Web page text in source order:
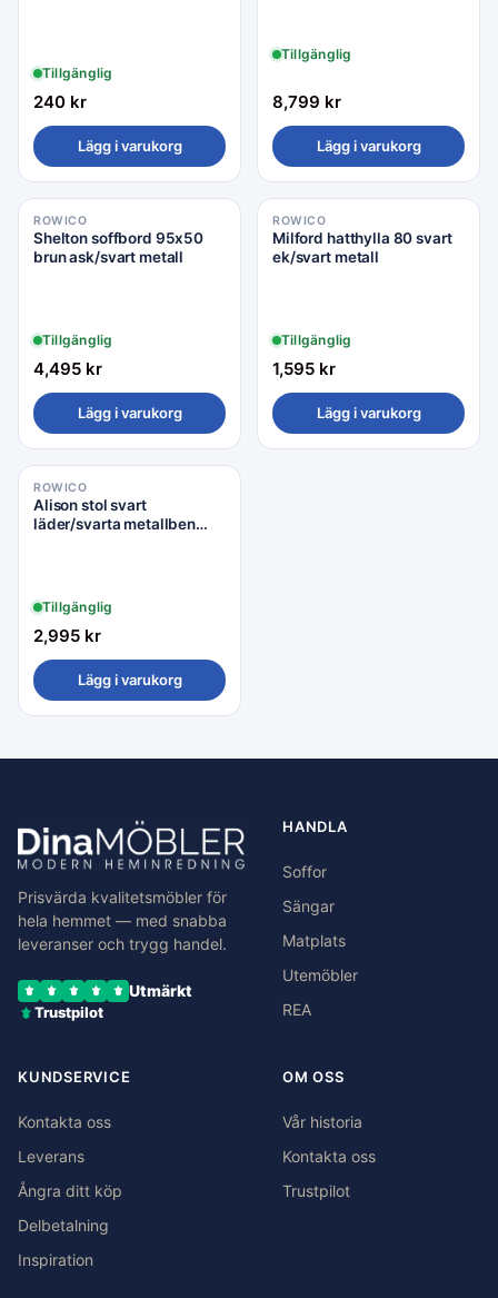
Tillgänglig
240 kr
Lägg i varukorg
Tillgänglig
8,799 kr
Lägg i varukorg
ROWICO
Shelton soffbord 95x50
brun ask/svart metall
Tillgänglig
4,495 kr
Lägg i varukorg
ROWICO
Milford hatthylla 80 svart
ek/svart metall
Tillgänglig
1,595 kr
Lägg i varukorg
ROWICO
Alison stol svart
läder/svarta metallben
Tillgänglig
2,995 kr
Lägg i varukorg
Prisvärda kvalitetsmöbler för
hela hemmet — med snabba
leveranser och trygg handel.
Utmärkt
Trustpilot
HANDLA
Soffor
Sängar
Matplats
Utemöbler
REA
KUNDSERVICE
Kontakta oss
Leverans
Ångra ditt köp
Delbetalning
Inspiration
OM OSS
Vår historia
Kontakta oss
Trustpilot